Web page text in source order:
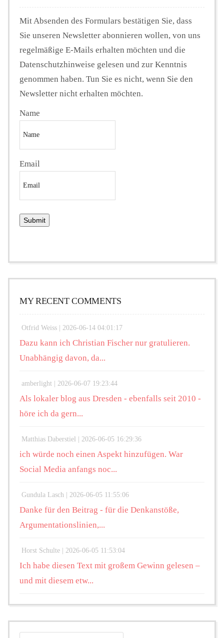
Mit Absenden des Formulars bestätigen Sie, dass
Sie unseren Newsletter abonnieren wollen, von uns
regelmäßige E-Mails erhalten möchten und die
Datenschutzhinweise gelesen und zur Kenntnis
genommen haben. Tun Sie es nicht, wenn Sie den
Newsletter nicht erhalten möchten.
Name
Email
MY RECENT COMMENTS
Otfrid Weiss | 2026-06-14 04:01:17
Dazu kann ich Christian Fischer nur gratulieren.
Unabhängig davon, da...
amberlight | 2026-06-07 19:23:44
Als lokaler blog aus Dresden - ebenfalls seit 2010 -
höre ich da gern...
Matthias Daberstiel | 2026-06-05 16:29:36
ich würde noch einen Aspekt hinzufügen. War
Social Media anfangs noc...
Gundula Lasch | 2026-06-05 11:55:06
Danke für den Beitrag - für die Denkanstöße,
Argumentationslinien,...
Horst Schulte | 2026-06-05 11:53:04
Ich habe diesen Text mit großem Gewinn gelesen –
und mit diesem etw...